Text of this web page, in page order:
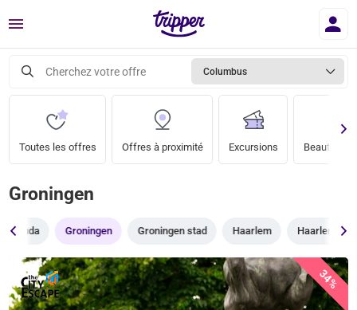
Menu
Cherchez votre offre Columbus
Toutes les offres Offres à proximité Excursions Beauté &
Groningen
Gouda Groningen Groningen stad Haarlem
34%